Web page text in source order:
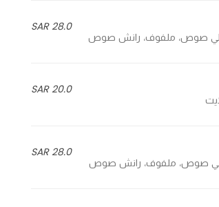
28.0 SAR
20.0 SAR
28.0 SAR